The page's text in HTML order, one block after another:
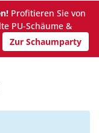
Profitieren Sie von
PU-Schäume &
Zur Schaumparty